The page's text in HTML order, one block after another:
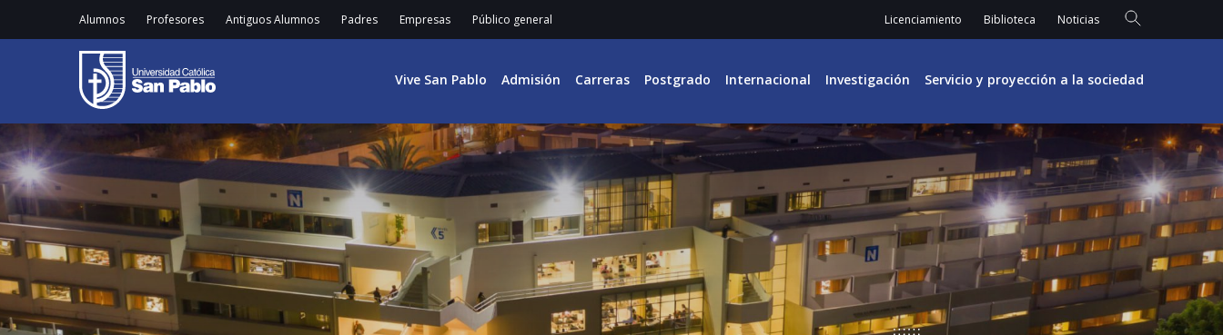
Alumnos Profesores Antiguos Alumnos Padres Empresas Público general Licenciamiento Biblioteca Noticias
Vive San Pablo Admisión Carreras Postgrado Internacional Investigación Servicio y proyección a la sociedad